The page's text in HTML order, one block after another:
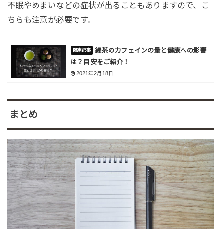
不眠やめまいなどの症状が出ることもありますので、こ
ちらも注意が必要です。
緑茶のカフェインの量と健康への影響
は？目安をご紹介！
2021年2月18日
まとめ